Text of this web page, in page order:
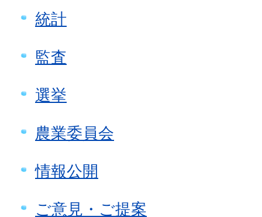
統計
監査
選挙
農業委員会
情報公開
ご意見・ご提案